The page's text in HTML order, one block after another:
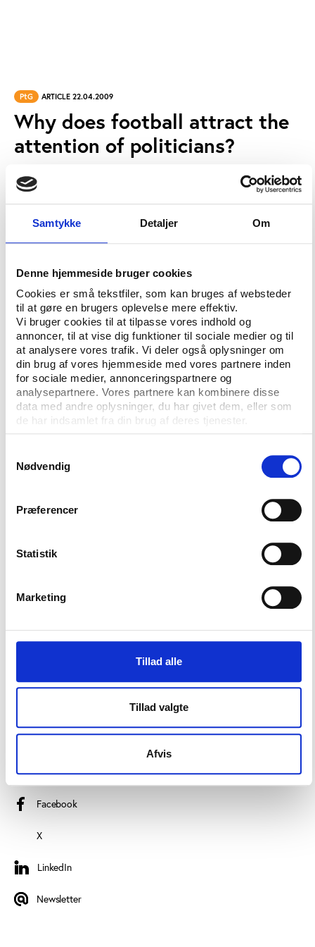
Samtykke Detaljer Om
Denne hjemmeside bruger cookies
Cookies er små tekstfiler, som kan bruges af websteder
til at gøre en brugers oplevelse mere effektiv.
Vi bruger cookies til at tilpasse vores indhold og
annoncer, til at vise dig funktioner til sociale medier og til
at analysere vores trafik. Vi deler også oplysninger om
din brug af vores hjemmeside med vores partnere inden
for sociale medier, annonceringspartnere og
analysepartnere. Vores partnere kan kombinere disse
data med andre oplysninger, du har givet dem, eller som
de har indsamlet fra din brug af deres tjenester.
Nødvendig
Præferencer
Statistik
Marketing
Tillad alle
Tillad valgte
Afvis
PtG ARTICLE 22.04.2009
Why does football attract the
attention of politicians?
Comment: On his sports blog, Prof. Simon Chadwick
interest when there are numerous other sports that
have their own problems to address and would
SOURCE:Daily Sport Thought
Vester Allé 8B, 3.
+45 3266 1030
Read more about us
Certificate of accessibility (Danish)
Cookie declaration
FOLLOW PLAY THE GAME
Facebook
X
LinkedIn
LinkedIn
Newsletter
Newsletter